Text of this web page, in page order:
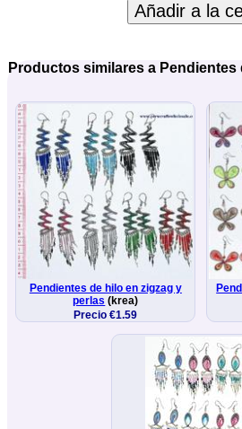
Añadir a la
Productos similares a
Pendientes de hilo en zigzag y
perlas (krea)
Precio €1.59